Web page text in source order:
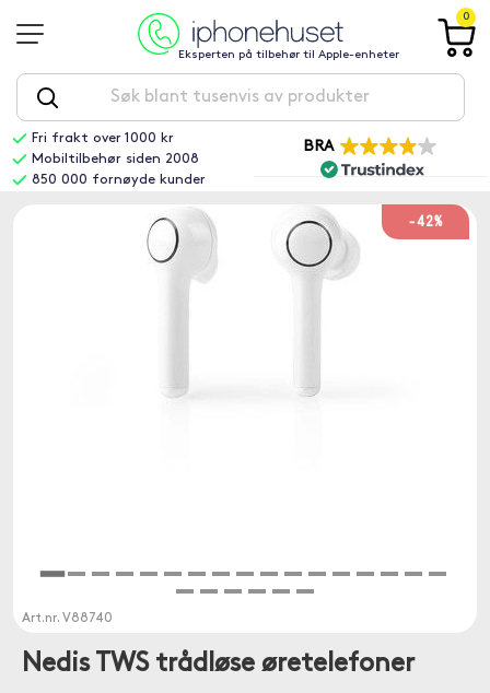
Eksperten på tilbehør til Apple-enheter
0
Fri frakt over 1000 kr
Mobiltilbehør siden 2008
850 000 fornøyde kunder
BRA
-42%
Art.nr. V88740
Nedis TWS trådløse øretelefoner